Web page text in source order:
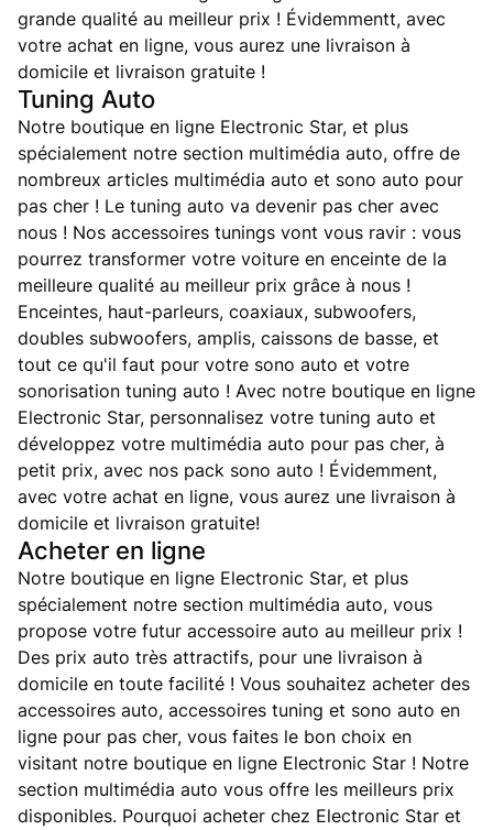
grande qualité au meilleur prix ! Évidemmentt, avec
votre achat en ligne, vous aurez une livraison à
domicile et livraison gratuite !
Tuning Auto
Notre boutique en ligne Electronic Star, et plus
spécialement notre section multimédia auto, offre de
nombreux articles multimédia auto et sono auto pour
pas cher ! Le tuning auto va devenir pas cher avec
nous ! Nos accessoires tunings vont vous ravir : vous
pourrez transformer votre voiture en enceinte de la
meilleure qualité au meilleur prix grâce à nous !
Enceintes, haut-parleurs, coaxiaux, subwoofers,
doubles subwoofers, amplis, caissons de basse, et
tout ce qu'il faut pour votre sono auto et votre
sonorisation tuning auto ! Avec notre boutique en ligne
Electronic Star, personnalisez votre tuning auto et
développez votre multimédia auto pour pas cher, à
petit prix, avec nos pack sono auto ! Évidemment,
avec votre achat en ligne, vous aurez une livraison à
domicile et livraison gratuite!
Acheter en ligne
Notre boutique en ligne Electronic Star, et plus
spécialement notre section multimédia auto, vous
propose votre futur accessoire auto au meilleur prix !
Des prix auto très attractifs, pour une livraison à
domicile en toute facilité ! Vous souhaitez acheter des
accessoires auto, accessoires tuning et sono auto en
ligne pour pas cher, vous faites le bon choix en
visitant notre boutique en ligne Electronic Star ! Notre
section multimédia auto vous offre les meilleurs prix
disponibles. Pourquoi acheter chez Electronic Star et